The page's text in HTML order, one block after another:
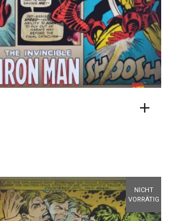
NICHT
VORRÄTIG